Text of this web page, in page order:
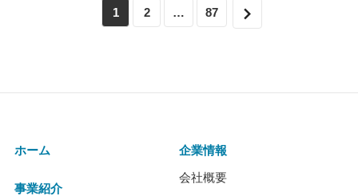
1 2 … 87 次へ
ホーム
事業紹介
企業情報
会社概要